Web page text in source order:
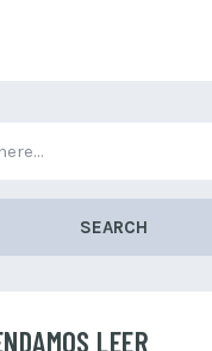
SEARCH
LEER